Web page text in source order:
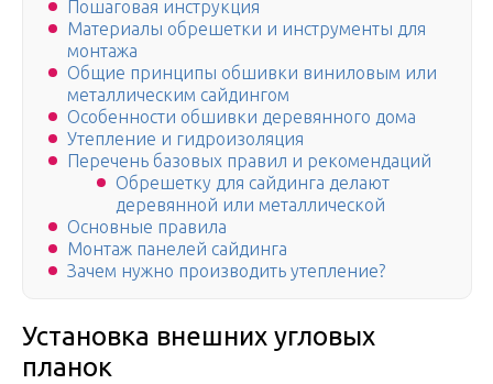
Пошаговая инструкция
Материалы обрешетки и инструменты для
монтажа
Общие принципы обшивки виниловым или
металлическим сайдингом
Особенности обшивки деревянного дома
Утепление и гидроизоляция
Перечень базовых правил и рекомендаций
Обрешетку для сайдинга делают
деревянной или металлической
Основные правила
Монтаж панелей сайдинга
Зачем нужно производить утепление?
Установка внешних угловых
планок